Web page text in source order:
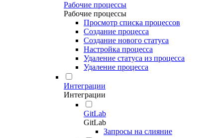
Рабочие процессы
Рабочие процессы
Просмотр списка процессов
Создание процесса
Создание нового статуса
Настройка процесса
Удаление статуса из процесса
Удаление процесса
Интеграции
Интеграции
GitLab
GitLab
Запросы на слияние